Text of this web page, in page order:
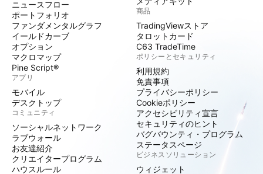
ニュースフロー
ポートフォリオ
ファンダメンタルグラフ
イールドカーブ
オプション
マクロマップ
Pine Script®
アプリ
モバイル
デスクトップ
コミュニティ
ソーシャルネットワーク
ラブウォール
お友達紹介
クリエイタープログラム
ハウスルール
商品
TradingViewストア
タロットカード
C63 TradeTime
ポリシーとセキュリティ
利用規約
免責事項
プライバシーポリシー
Cookieポリシー
アクセシビリティ宣言
セキュリティのヒント
バグバウンティ・プログラム
ステータスページ
ビジネスソリューション
ウィジェット